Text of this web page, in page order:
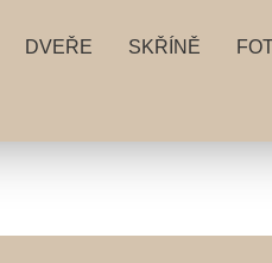
DVEŘE SKŘÍNĚ